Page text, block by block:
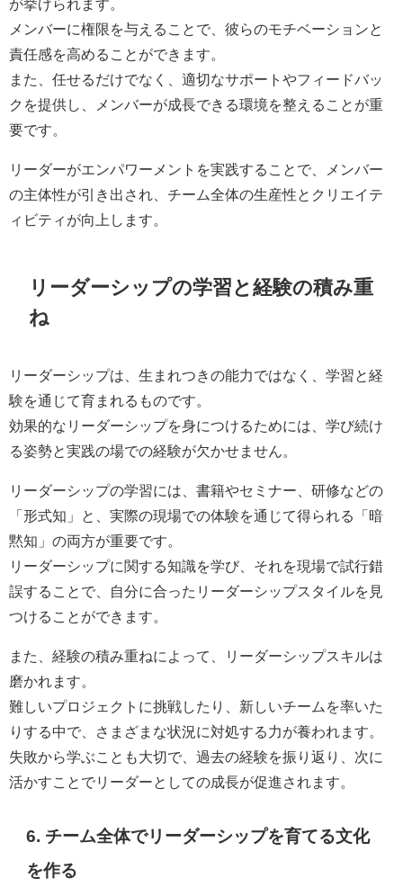
が挙げられます。
メンバーに権限を与えることで、彼らのモチベーションと
責任感を高めることができます。
また、任せるだけでなく、適切なサポートやフィードバッ
クを提供し、メンバーが成長できる環境を整えることが重
要です。
リーダーがエンパワーメントを実践することで、メンバー
の主体性が引き出され、チーム全体の生産性とクリエイテ
ィビティが向上します。
リーダーシップの学習と経験の積み重
ね
リーダーシップは、生まれつきの能力ではなく、学習と経
験を通じて育まれるものです。
効果的なリーダーシップを身につけるためには、学び続け
る姿勢と実践の場での経験が欠かせません。
リーダーシップの学習には、書籍やセミナー、研修などの
「形式知」と、実際の現場での体験を通じて得られる「暗
黙知」の両方が重要です。
リーダーシップに関する知識を学び、それを現場で試行錯
誤することで、自分に合ったリーダーシップスタイルを見
つけることができます。
また、経験の積み重ねによって、リーダーシップスキルは
磨かれます。
難しいプロジェクトに挑戦したり、新しいチームを率いた
りする中で、さまざまな状況に対処する力が養われます。
失敗から学ぶことも大切で、過去の経験を振り返り、次に
活かすことでリーダーとしての成長が促進されます。
6. チーム全体でリーダーシップを育てる文化
を作る